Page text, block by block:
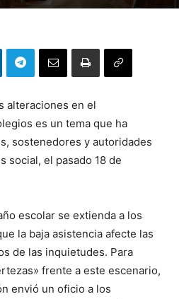
alteraciones en el
es un tema que ha
sostenedores y autoridades
social, el pasado 18 de
escolar se extienda a los
la baja asistencia afecte las
de las inquietudes. Para
frente a este escenario,
envió un oficio a los